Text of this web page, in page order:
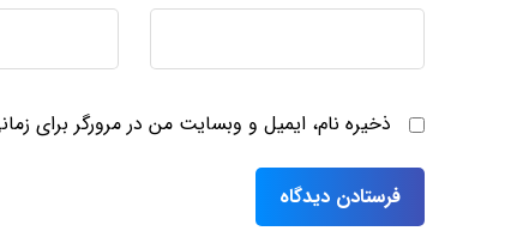
ذخیره نام، ایمیل و وبسایت من در مرورگر برای